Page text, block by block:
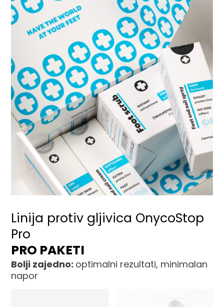
Linija protiv gljivica OnycoStop
Pro
PRO PAKETI
Bolji zajedno: optimalni rezultati, minimalan
napor